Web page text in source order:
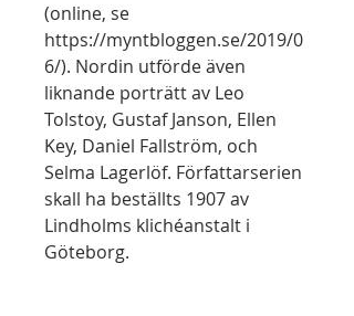
(online, se
https://myntbloggen.se/2019/0
6/). Nordin utförde även
liknande porträtt av Leo
Tolstoy, Gustaf Janson, Ellen
Key, Daniel Fallström, och
Selma Lagerlöf. Författarserien
skall ha beställts 1907 av
Lindholms klichéanstalt i
Göteborg.